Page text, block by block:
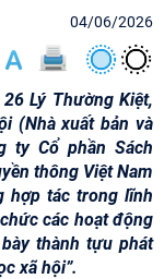
04/06/2026
Lý Thường Kiệt,
(Nhà xuất bản và
ty Cổ phần Sách
thông Việt Nam
hợp tác trong lĩnh
các hoạt động
thành tựu phát
xã hội”.